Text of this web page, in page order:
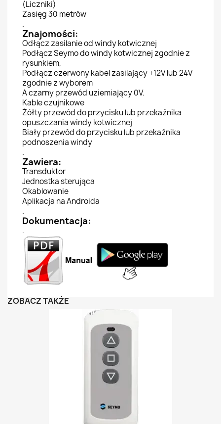
(Liczniki)
Zasięg 30 metrów
.
Znajomości:
Odłącz zasilanie od windy kotwicznej
Podłącz Seymo do windy kotwicznej zgodnie z
rysunkiem,
Podłącz czerwony kabel zasilający +12V lub 24V
zgodnie z wyborem
A czarny przewód uziemiający 0V.
Kable czujnikowe
Żółty przewód do przycisku lub przekaźnika
opuszczania windy kotwicznej
Biały przewód do przycisku lub przekaźnika
podnoszenia windy
.
Zawiera:
Transduktor
Jednostka sterująca
Okablowanie
Aplikacja na Androida
.
Dokumentacja:
.
ZOBACZ TAKŻE